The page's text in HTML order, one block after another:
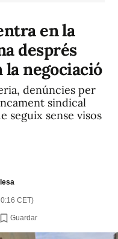
en la
després
negociació
denúncies per
sindical
seguix sense visos
CET)
Guardar